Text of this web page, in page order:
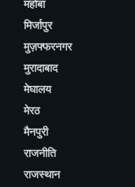
महोबा
मिर्जापुर
मुज़फ्फरनगर
मुरादाबाद
मेघालय
मेरठ
मैनपुरी
राजनीति
राजस्थान